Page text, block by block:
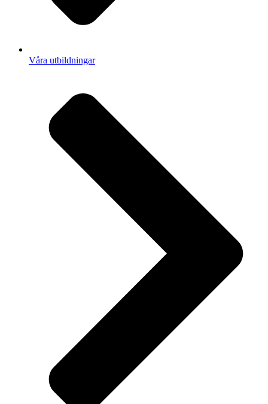
Våra utbildningar